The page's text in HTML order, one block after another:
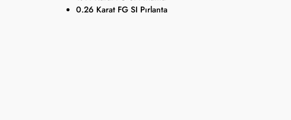
0.26 Karat FG SI Pırlanta